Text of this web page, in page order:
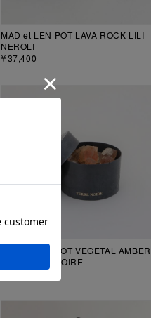
MAD et LEN POT LAVA ROCK LILI
NEROLI
￥37,400
MAD et LEN POT VEGETAL AMBER
mini TERRE NOIRE
￥22,000